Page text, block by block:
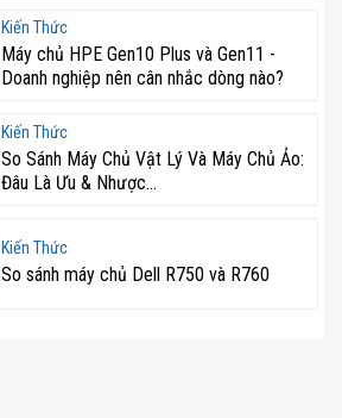
Kiến Thức
Máy chủ HPE Gen10 Plus và Gen11 -
Doanh nghiệp nên cân nhắc dòng nào?
Kiến Thức
So Sánh Máy Chủ Vật Lý Và Máy Chủ Ảo:
Đâu Là Ưu & Nhược...
Kiến Thức
So sánh máy chủ Dell R750 và R760